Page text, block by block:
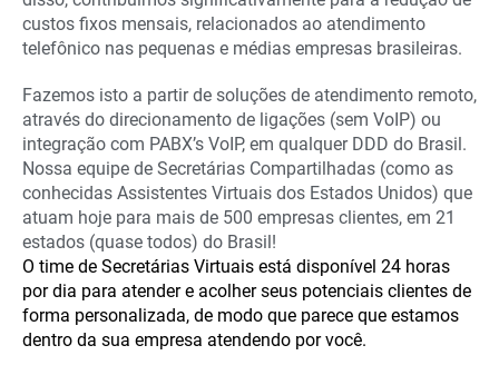
custos fixos mensais, relacionados ao atendimento
telefônico nas pequenas e médias empresas brasileiras.
Fazemos isto a partir de soluções de atendimento remoto,
através do direcionamento de ligações (sem VoIP) ou
integração com PABX’s VoIP, em qualquer DDD do Brasil.
Nossa equipe de Secretárias Compartilhadas (como as
conhecidas Assistentes Virtuais dos Estados Unidos) que
atuam hoje para mais de 500 empresas clientes, em 21
estados (quase todos) do Brasil!
O time de Secretárias Virtuais está disponível 24 horas
por dia para atender e acolher seus potenciais clientes de
forma personalizada, de modo que parece que estamos
dentro da sua empresa atendendo por você.